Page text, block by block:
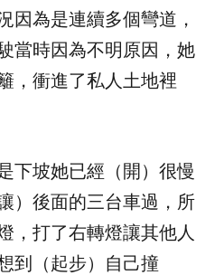
因為是連續多個彎道，
當時因為不明原因，她
，衝進了私人土地裡
下坡她已經（開）很慢
）後面的三台車過，所
，打了右轉燈讓其他人
到（起步）自己撞